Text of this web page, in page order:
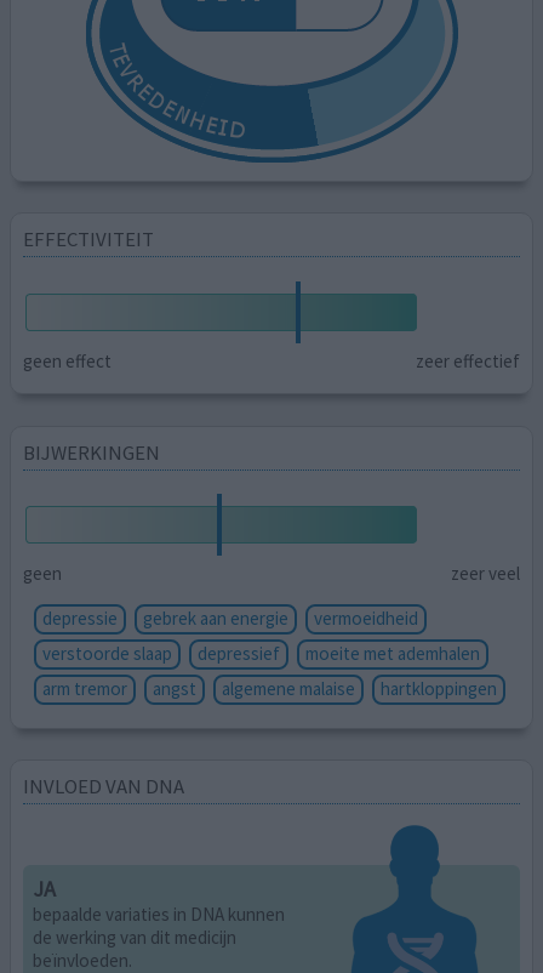
EFFECTIVITEIT
geen effect zeer effectief
BIJWERKINGEN
geen
zeer veel
depressie
gebrek aan energie
vermoeidheid
verstoorde slaap
depressief
moeite met ademhalen
arm tremor
angst algemene malaise hartkloppingen
INVLOED VAN DNA
JA
bepaalde variaties in DNA kunnen
de werking van dit medicijn
beïnvloeden.